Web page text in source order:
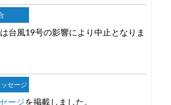
は台風19号の影響により中止となりま
セージ
ージを掲載しました。